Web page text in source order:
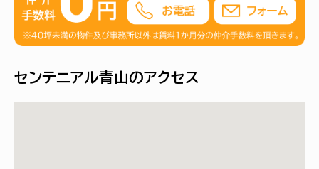
センテニアル青山のアクセス